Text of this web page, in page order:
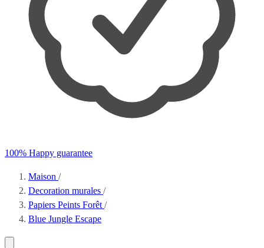
100% Happy guarantee
Maison /
Decoration murales /
Papiers Peints Forêt /
Blue Jungle Escape